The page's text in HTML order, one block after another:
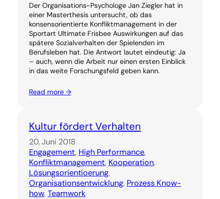
Der Organisations-Psychologe Jan Ziegler hat in
einer Masterthesis untersucht, ob das
konsensorientierte Konfliktmanagement in der
Sportart Ultimate Frisbee Auswirkungen auf das
spätere Sozialverhalten der Spielenden im
Berufsleben hat. Die Antwort lautet eindeutig: Ja
– auch, wenn die Arbeit nur einen ersten Einblick
in das weite Forschungsfeld geben kann.
Read more →
Kultur fördert Verhalten
20. Juni 2018
Engagement, High Performance,
Konfliktmanagement, Kooperation,
Lösungsorientioerung,
Organisationsentwicklung, Prozess Know-
how, Teamwork